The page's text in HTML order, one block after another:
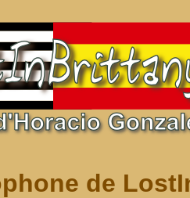
de